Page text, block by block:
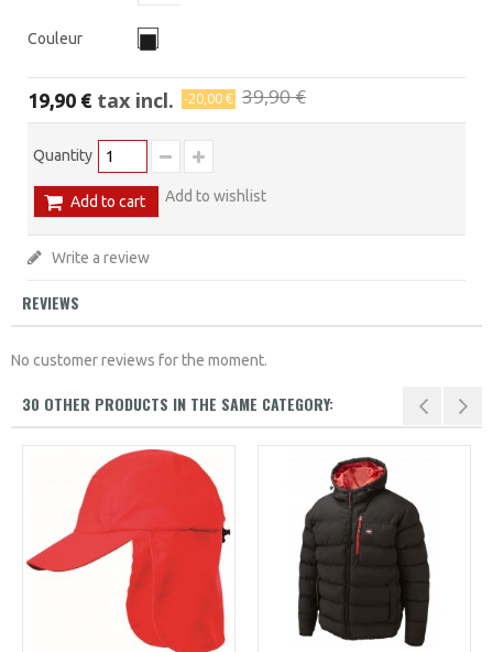
Couleur
19,90 € tax incl. -20,00 € 39,90 €
Quantity
Add to cart Add to wishlist
Write a review
REVIEWS
No customer reviews for the moment.
30 OTHER PRODUCTS IN THE SAME CATEGORY: